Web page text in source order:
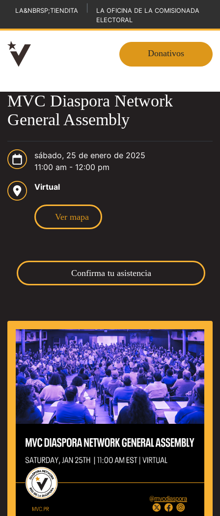
LA&NBRSP;TIENDITA
LA OFICINA DE LA COMISIONADA
ELECTORAL
Donativos
MVC Diaspora Network
General Assembly
sábado, 25 de enero de 2025
11:00 am - 12:00 pm
Virtual
Ver mapa
Confirma tu asistencia